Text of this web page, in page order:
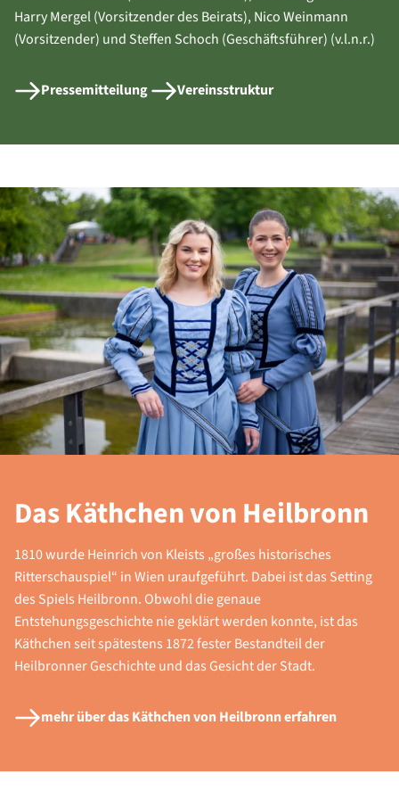
Harry Mergel (Vorsitzender des Beirats), Nico Weinmann
(Vorsitzender) und Steffen Schoch (Geschäftsführer) (v.l.n.r.)
Pressemitteilung Vereinsstruktur
Das Käthchen von Heilbronn
1810 wurde Heinrich von Kleists „großes historisches
Ritterschauspiel“ in Wien uraufgeführt. Dabei ist das Setting
des Spiels Heilbronn. Obwohl die genaue
Entstehungsgeschichte nie geklärt werden konnte, ist das
Käthchen seit spätestens 1872 fester Bestandteil der
Heilbronner Geschichte und das Gesicht der Stadt.
mehr über das Käthchen von Heilbronn erfahren